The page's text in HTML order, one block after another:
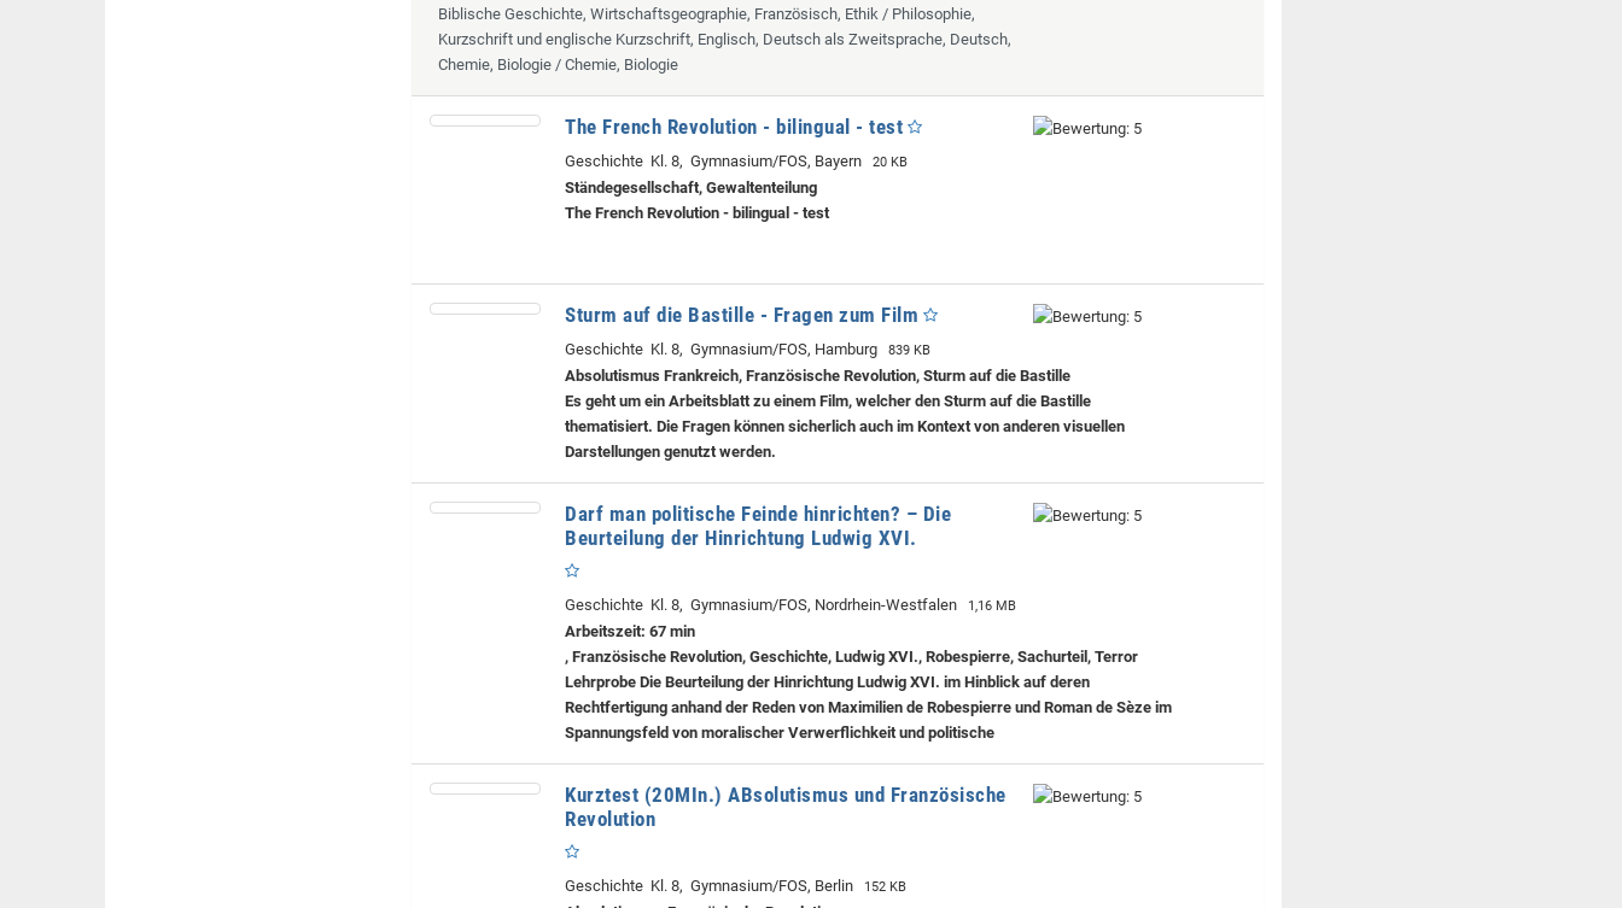
Biblische Geschichte, Wirtschaftsgeographie, Französisch, Ethik / Philosophie,
Kurzschrift und englische Kurzschrift, Englisch, Deutsch als Zweitsprache, Deutsch,
Chemie, Biologie / Chemie, Biologie
The French Revolution - bilingual - test
Geschichte Kl. 8, Gymnasium/FOS, Bayern 20 KB
Ständegesellschaft, Gewaltenteilung
The French Revolution - bilingual - test
Sturm auf die Bastille - Fragen zum Film
Geschichte Kl. 8, Gymnasium/FOS, Hamburg 839 KB
Absolutismus Frankreich, Französische Revolution, Sturm auf die Bastille
Es geht um ein Arbeitsblatt zu einem Film, welcher den Sturm auf die Bastille
thematisiert. Die Fragen können sicherlich auch im Kontext von anderen visuellen
Darstellungen genutzt werden.
Darf man politische Feinde hinrichten? – Die
Beurteilung der Hinrichtung Ludwig XVI.
Geschichte Kl. 8, Gymnasium/FOS, Nordrhein-Westfalen 1,16 MB
Arbeitszeit: 67 min
, Französische Revolution, Geschichte, Ludwig XVI., Robespierre, Sachurteil, Terror
Lehrprobe Die Beurteilung der Hinrichtung Ludwig XVI. im Hinblick auf deren
Rechtfertigung anhand der Reden von Maximilien de Robespierre und Roman de Sèze im
Spannungsfeld von moralischer Verwerflichkeit und politische
Kurztest (20MIn.) ABsolutismus und Französische
Revolution
Geschichte Kl. 8, Gymnasium/FOS, Berlin 152 KB